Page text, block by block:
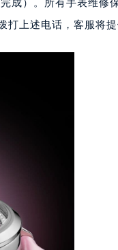
室（需提前预约）
层07室（需提前预约
芙蓉广场）10层13室
约）
整层（需提前预约）
成）。所有手表维修
上述电话，客服将提